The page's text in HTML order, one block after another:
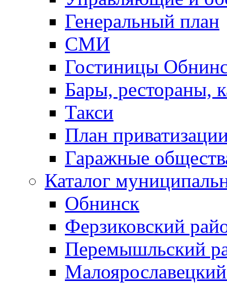
Генеральный план
СМИ
Гостиницы
Бары, рестораны,
Такси
План
Гаражные
Каталог
Обнинск
Ферзиковский
Перемышльский